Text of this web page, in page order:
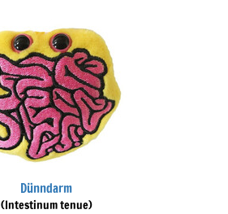
Dünndarm
(Intestinum tenue)